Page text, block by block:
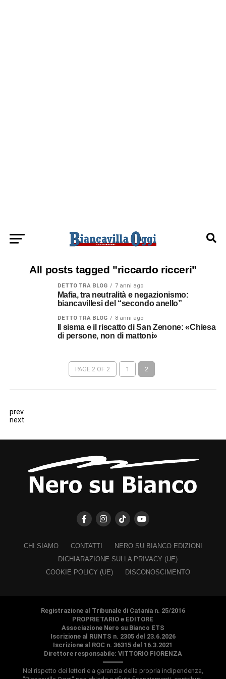
All posts tagged "riccardo ricceri"
DETTO TRA BLOG 7 anni ago
Mafia, tra neutralità e negazionismo:
biancavillesi del “secondo anello”
DETTO TRA BLOG 8 anni ago
Il sisma e il riscatto di San Zenone: «Chiesa
di persone, non di mattoni»
PAGE 2 OF 2 1 2
prev
next
CHI SIAMO CONTATTI
NERO SU BIANCO EDIZIONI
DICHIARAZIONE SULLA PRIVACY (UE)
COOKIE POLICY (UE)
DISCONOSCIMENTO
Registrazione al Tribunale di Catania n. 25/2016
PROPRIETARIO e EDITORE
Associazione Nero su Bianco ETS
Iscrizione al RUNTS n. 2305 del 23.6.2026
Iscrizione al ROC n. 36315 del 16.3.2021
Direttore responsabile: VITTORIO FIORENZA
━━━━━
Nel rispetto dei lettori e a garanzia della propria indipendenza,